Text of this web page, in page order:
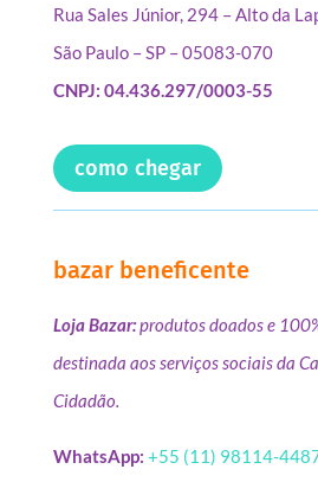
Rua Sales Júnior, 294 – Alto da
São Paulo – SP – 05083-070
CNPJ: 04.436.297/0003-55
como chegar
bazar beneficente
Loja Bazar:produtos doados e
destinada aos serviços sociais da
Cidadão.
WhatsApp: +55 (11) 98114-